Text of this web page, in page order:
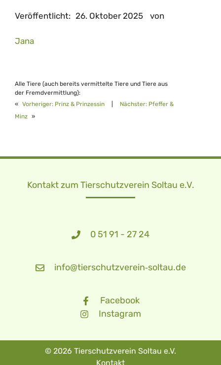
Veröffentlicht: 26. Oktober 2025 von
Jana
Alle Tiere (auch bereits vermittelte Tiere und Tiere aus
der Fremdvermittlung):
« Vorheriger: Prinz & Prinzessin Nächster: Pfeffer &
Minz »
Kontakt zum Tierschutzverein Soltau e.V.
0 51 91 - 27 24
info@tierschutzverein‑soltau.de
Facebook
Instagram
© 2026 Tierschutzverein Soltau e.V.
Kontakt